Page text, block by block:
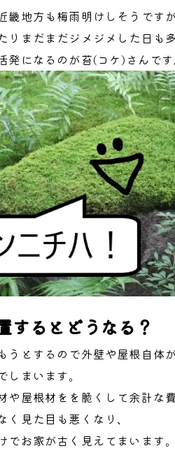
畿地方も梅雨明けしそうですが
りまだまだジメジメした日も多
発になるのが苔(コケ)さんです
するとどうなる？
うとするので外壁や屋根自体
しまいます。
や屋根材をを脆くして余計な
く見た目も悪くなり、
でお家が古く見えてまいます。